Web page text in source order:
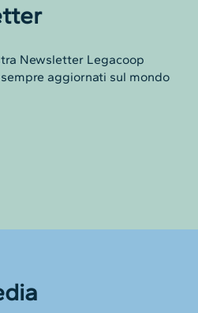
Newsletter Legacoop
aggiornati sul mondo